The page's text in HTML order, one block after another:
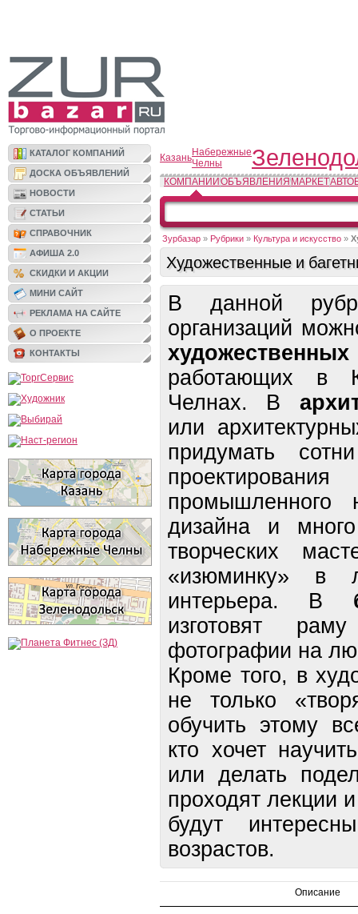
КАТАЛОГ КОМПАНИЙ
ДОСКА ОБЪЯВЛЕНИЙ
НОВОСТИ
СТАТЬИ
СПРАВОЧНИК
АФИША 2.0
СКИДКИ И АКЦИИ
МИНИ САЙТ
РЕКЛАМА НА САЙТЕ
О ПРОЕКТЕ
КОНТАКТЫ
КазаньНабережные
Челны
КОМПАНИИ ОБЪЯВЛЕНИЯ МАРКЕТ
Зурбазар » Рубрики » Культура и искусство »
Художественные и
В данной
организаций
работающих в
Челнах. В
или
придумать
промышленного
дизайна и
творческих
«изюминку» в
интерьера. В
изготовят
фотографии на
Кроме того, в
не только
обучить этому
кто хочет
или делать
проходят лекции
будут
возрастов.
Описание